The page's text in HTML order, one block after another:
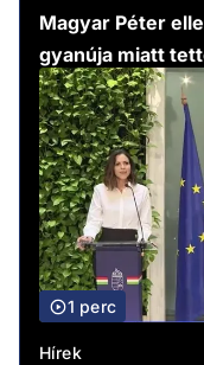
Magyar Péter
gyanúja miatt
1 perc
Hírek